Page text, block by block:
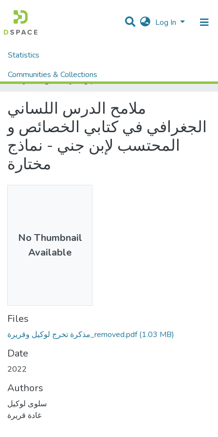
Log In
Statistics
Communities & Collections
Home
ملامح الدرس اللساني الجغرافي في كتابي الخصائص و المحتسب لإبن جني - نماذج مختارة
ملامح الدرس اللساني
الجغرافي في كتابي الخصائص و
المحتسب لإبن جني - نماذج
مختارة
No Thumbnail
Available
Files
مذكرة تخرج لوكيل وقريرة_removed.pdf (1.03 MB)
Date
2022
Authors
سلوى لوكيل
غادة قريرة